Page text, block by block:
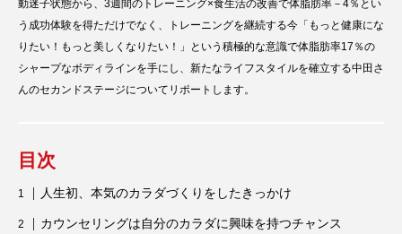
動迷子状態から、3週間のトレーニング×食生活の改善で体脂肪率－4％とい
う成功体験を得ただけでなく、トレーニングを継続する今「もっと健康にな
りたい！もっと美しくなりたい！」という積極的な意識で体脂肪率17％の
シャープなボディラインを手にし、新たなライフスタイルを確立する中田さ
んのセカンドステージについてリポートします。
目次
人生初、本気のカラダづくりをしたきっかけ
カウンセリングは自分のカラダに興味を持つチャンス